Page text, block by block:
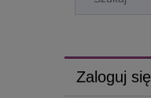
Zaloguj się